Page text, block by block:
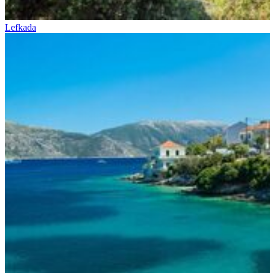
Lefkada